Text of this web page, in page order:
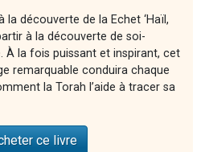
la découverte de la Echet ‘Haïl,
à la découverte de soi-
À la fois puissant et inspirant, cet
remarquable conduira chaque
la Torah l’aide à tracer sa
ce livre